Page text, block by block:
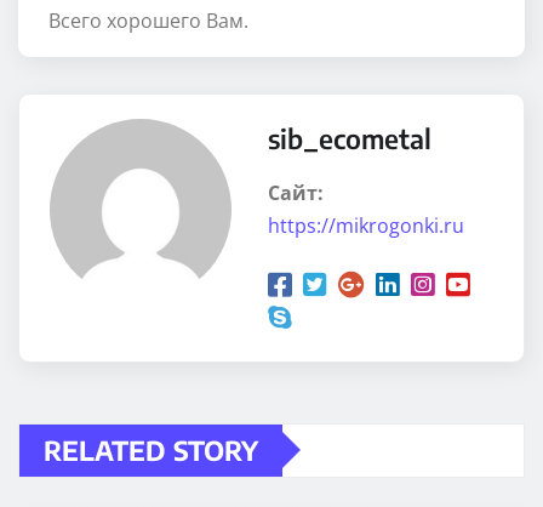
Всего хорошего Вам.
sib_ecometal
Сайт:
https://mikrogonki.ru
RELATED STORY